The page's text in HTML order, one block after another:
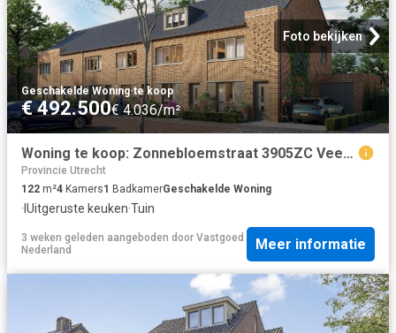
Foto bekijken
Geschakelde Woning·te koop
€ 492.500€ 4.036/m²
Woning te koop: Zonnebloemstraat 3905ZC Veenendaal Vastgoed Nederland
Provincie Utrecht
122 m²4 Kamers1 BadkamerGeschakelde Woning
·IUitgeruste keuken·Tuin
3 weken geleden aangeboden door Vastgoed
Nederland
Meer informatie